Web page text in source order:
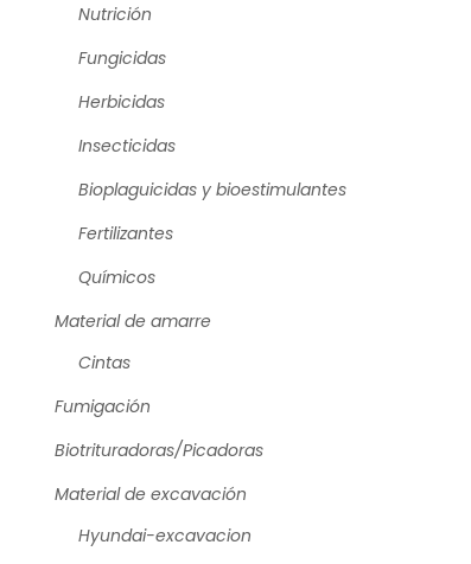
Nutrición
Fungicidas
Herbicidas
Insecticidas
Bioplaguicidas y bioestimulantes
Fertilizantes
Químicos
Material de amarre
Cintas
Fumigación
Biotrituradoras/Picadoras
Material de excavación
Hyundai-excavacion